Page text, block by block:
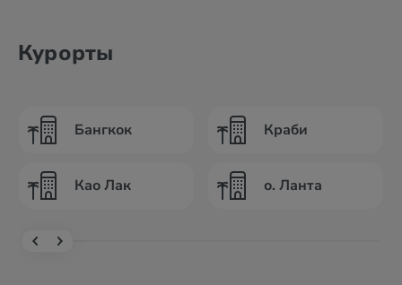
Курорты
Бангкок
Као Лак
Краби
о. Ланта